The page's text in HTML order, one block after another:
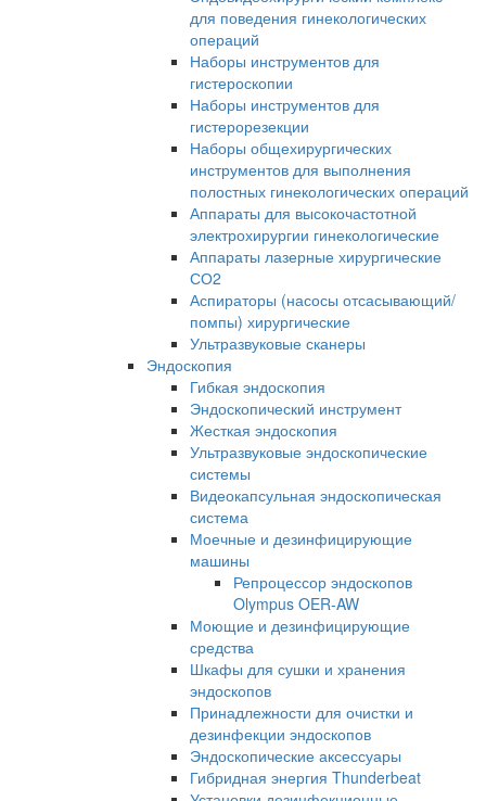
для поведения гинекологических
операций
Наборы инструментов для
гистероскопии
Наборы инструментов для
гистерорезекции
Наборы общехирургических
инструментов для выполнения
полостных гинекологических операций
Аппараты для высокочастотной
электрохирургии гинекологические
Аппараты лазерные хирургические
СО2
Аспираторы (насосы отсасывающий/
помпы) хирургические
Ультразвуковые сканеры
Эндоскопия
Гибкая эндоскопия
Эндоскопический инструмент
Жесткая эндоскопия
Ультразвуковые эндоскопические
системы
Видеокапсульная эндоскопическая
система
Моечные и дезинфицирующие
машины
Репроцессор эндоскопов
Olympus OER-AW
Моющие и дезинфицирующие
средства
Шкафы для сушки и хранения
эндоскопов
Принадлежности для очистки и
дезинфекции эндоскопов
Эндоскопические аксессуары
Гибридная энергия Thunderbeat